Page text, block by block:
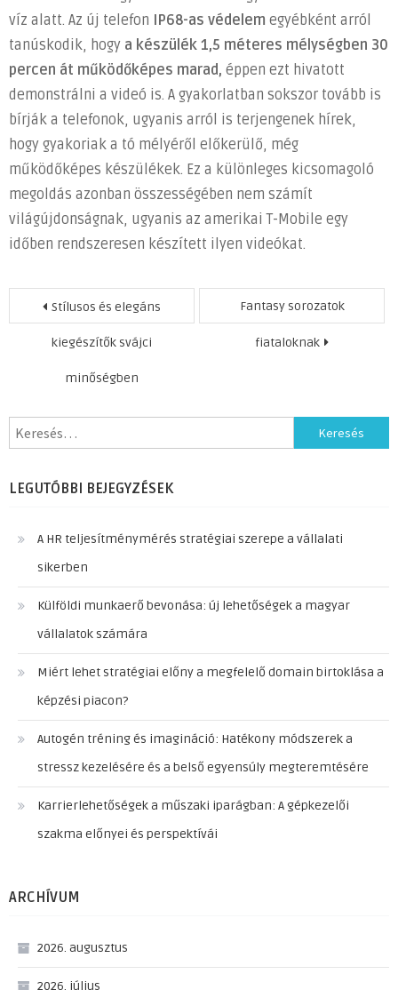
víz alatt. Az új telefon IP68-as védelem egyébként arról
tanúskodik, hogy a készülék 1,5 méteres mélységben 30
percen át működőképes marad, éppen ezt hivatott
demonstrálni a videó is. A gyakorlatban sokszor tovább is
bírják a telefonok, ugyanis arról is terjengenek hírek,
hogy gyakoriak a tó mélyéről előkerülő, még
működőképes készülékek. Ez a különleges kicsomagoló
megoldás azonban összességében nem számít
világújdonságnak, ugyanis az amerikai T-Mobile egy
időben rendszeresen készített ilyen videókat.
Bejegyzés
navigáció
Stílusos és elegáns
kiegészítők svájci
minőségben
Fantasy sorozatok
fiataloknak
Keresés:
LEGUTÓBBI BEJEGYZÉSEK
A HR teljesítménymérés stratégiai szerepe a vállalati
sikerben
Külföldi munkaerő bevonása: új lehetőségek a magyar
vállalatok számára
Miért lehet stratégiai előny a megfelelő domain birtoklása a
képzési piacon?
Autogén tréning és imagináció: Hatékony módszerek a
stressz kezelésére és a belső egyensúly megteremtésére
Karrierlehetőségek a műszaki iparágban: A gépkezelői
szakma előnyei és perspektívái
ARCHÍVUM
2026. augusztus
2026. július